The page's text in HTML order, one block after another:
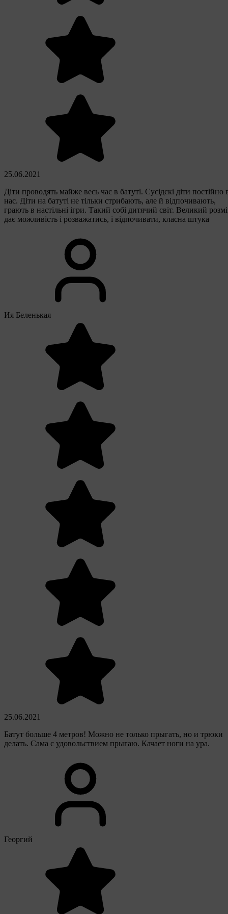
25.06.2021
Діти проводять майже весь час в батуті. Сусідскі діти постійно
нас. Діти на батуті не тільки стрибають, але й відпочивають,
грають в настільні ігри. Такий собі дитячий світ. Великий
дає можливість і розважатись, і відпочивати, класна штука
Ия Беленькая
25.06.2021
Батут больше 4 метров! Можно не только прыгать, но и трюки
делать. Сама с удовольствием прыгаю. Качает ноги на ура.
Георгий